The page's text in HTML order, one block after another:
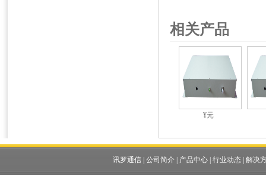
相关产品
¥元
讯罗通信| 公司简介| 产品中心| 行业动态| 解决